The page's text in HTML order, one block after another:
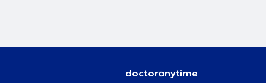
doctoranytime